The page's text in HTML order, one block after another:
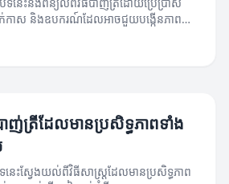
ក់កាស និងឧបករណ៍ដែលអាចជួយបង្កើនភាព
យក្នុងការចាប់ត្រី។
ញ់ត្រីដែលមានប្រសិទ្ធភាពទាំង
នេះស្វែងយល់ពីវិធីសាស្ត្រដែលមានប្រសិទ្ធភាព